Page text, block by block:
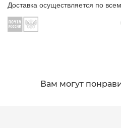
Доставка осуществляется по
Вам могут